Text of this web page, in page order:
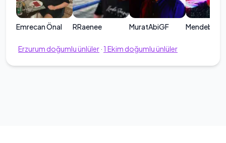
Emrecan Önal RRaenee MuratAbiGF Mendebur
Erzurum doğumlu ünlüler· 1 Ekim doğumlu ünlüler